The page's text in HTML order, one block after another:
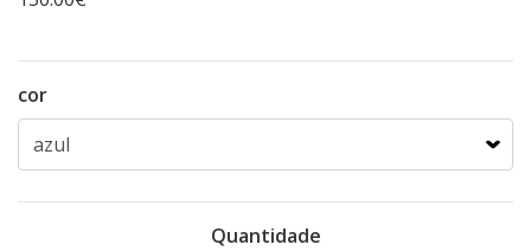
cor
Quantidade